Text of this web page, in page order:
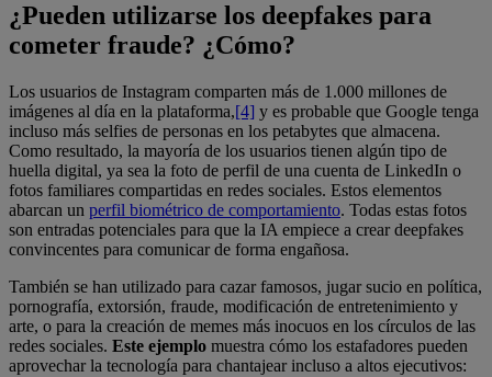
¿Pueden utilizarse los deepfakes para
cometer fraude? ¿Cómo?
Los usuarios de Instagram comparten más de 1.000 millones de
imágenes al día en la plataforma,[4] y es probable que Google tenga
incluso más selfies de personas en los petabytes que almacena.
Como resultado, la mayoría de los usuarios tienen algún tipo de
huella digital, ya sea la foto de perfil de una cuenta de LinkedIn o
fotos familiares compartidas en redes sociales. Estos elementos
abarcan un perfil biométrico de comportamiento. Todas estas fotos
son entradas potenciales para que la IA empiece a crear deepfakes
convincentes para comunicar de forma engañosa.
También se han utilizado para cazar famosos, jugar sucio en política,
pornografía, extorsión, fraude, modificación de entretenimiento y
arte, o para la creación de memes más inocuos en los círculos de las
redes sociales. Este ejemplo muestra cómo los estafadores pueden
aprovechar la tecnología para chantajear incluso a altos ejecutivos: